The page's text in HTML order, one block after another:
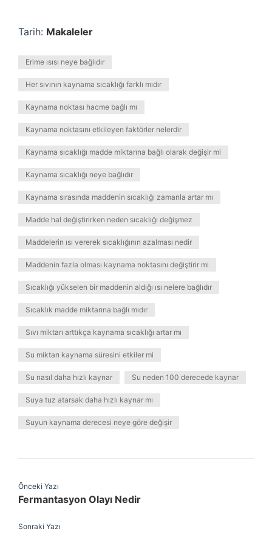
Tarih: Makaleler
Erime ısısı neye bağlıdır
Her sıvının kaynama sıcaklığı farklı mıdır
Kaynama noktası hacme bağlı mı
Kaynama noktasını etkileyen faktörler nelerdir
Kaynama sıcaklığı madde miktarına bağlı olarak değişir mi
Kaynama sıcaklığı neye bağlıdır
Kaynama sırasında maddenin sıcaklığı zamanla artar mı
Madde hal değiştirirken neden sıcaklığı değişmez
Maddelerin ısı vererek sıcaklığının azalması nedir
Maddenin fazla olması kaynama noktasını değiştirir mi
Sıcaklığı yükselen bir maddenin aldığı ısı nelere bağlıdır
Sıcaklık madde miktarına bağlı mıdır
Sıvı miktarı arttıkça kaynama sıcaklığı artar mı
Su miktarı kaynama süresini etkiler mi
Su nasıl daha hızlı kaynar Su neden 100 derecede kaynar
Suya tuz atarsak daha hızlı kaynar mı
Suyun kaynama derecesi neye göre değişir
Önceki Yazı
Fermantasyon Olayı Nedir
Sonraki Yazı